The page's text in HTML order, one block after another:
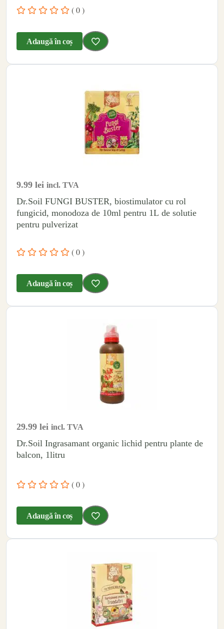
( 0 )
Adaugă în coș
9.99 lei incl. TVA
Dr.Soil FUNGI BUSTER, biostimulator cu rol
fungicid, monodoza de 10ml pentru 1L de solutie
pentru pulverizat
( 0 )
Adaugă în coș
29.99 lei incl. TVA
Dr.Soil Ingrasamant organic lichid pentru plante de
balcon, 1litru
( 0 )
Adaugă în coș